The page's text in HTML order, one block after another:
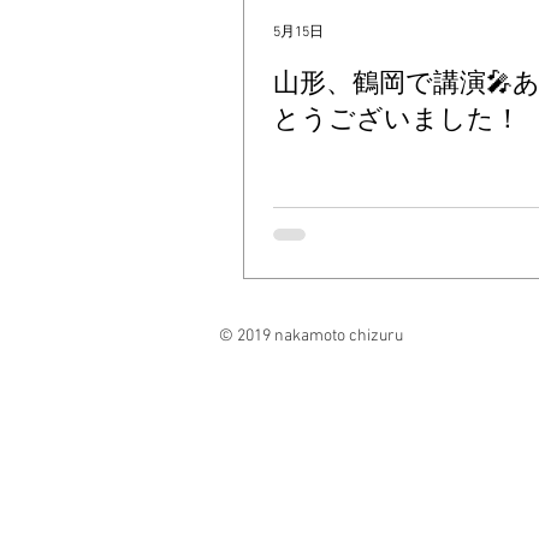
山形、鶴岡で講演🎤
とうございました！
5月15日
© 2019 nakamoto chizuru